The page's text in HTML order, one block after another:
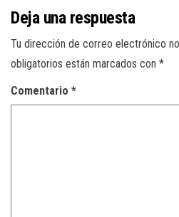
Deja una respuesta
Tu dirección de correo electrónico
obligatorios están marcados con *
Comentario *